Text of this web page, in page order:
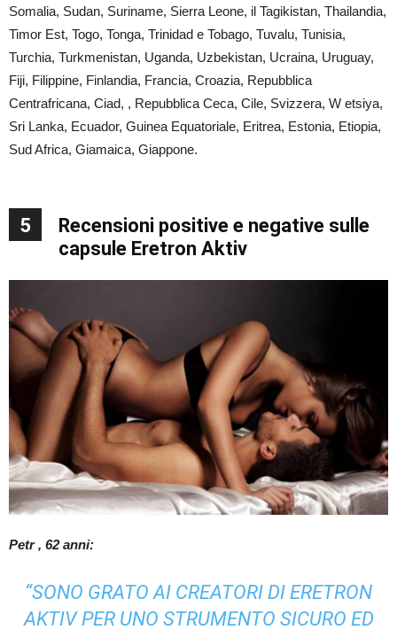
Somalia, Sudan, Suriname, Sierra Leone, il Tagikistan, Thailandia,
Timor Est, Togo, Tonga, Trinidad e Tobago, Tuvalu, Tunisia,
Turchia, Turkmenistan, Uganda, Uzbekistan, Ucraina, Uruguay,
Fiji, Filippine, Finlandia, Francia, Croazia, Repubblica
Centrafricana, Ciad, , Repubblica Ceca, Cile, Svizzera, W etsiya,
Sri Lanka, Ecuador, Guinea Equatoriale, Eritrea, Estonia, Etiopia,
Sud Africa, Giamaica, Giappone.
5
Recensioni positive e negative sulle
capsule Eretron Aktiv
Petr, 62 anni:
“SONO GRATO AI CREATORI DI ERETRON
AKTIV PER UNO STRUMENTO SICURO ED